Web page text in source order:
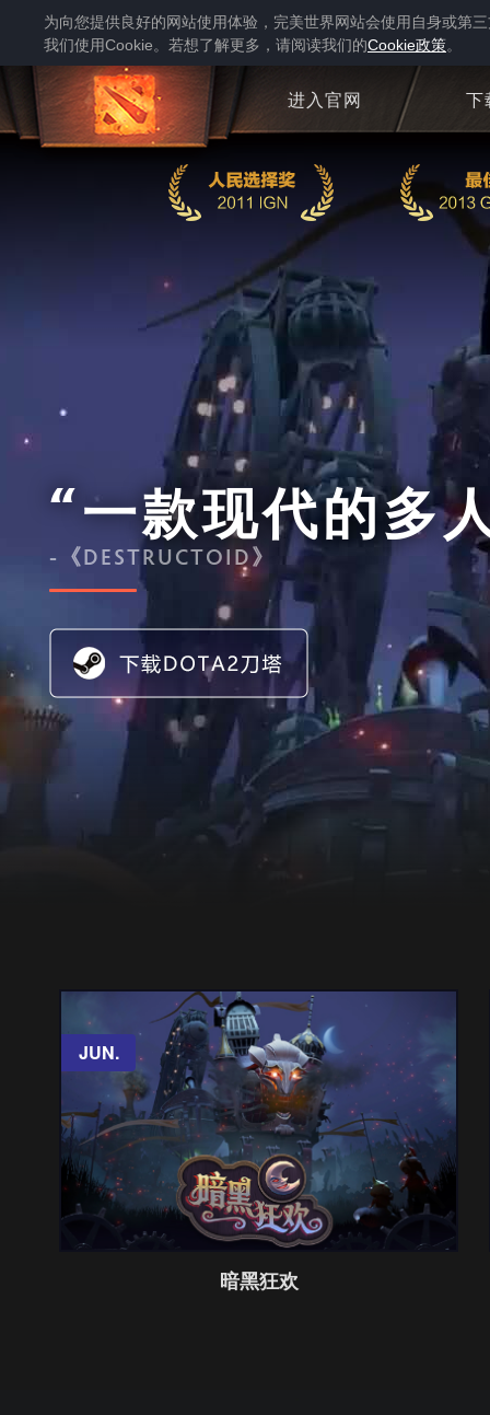
为向您提供良好的网站使用体验，完美世界网站会使用自身或第
我们使用Cookie。若想了解更多，请阅读我们的Cookie政策。
进入官网 下
“一款现代的多
-《DESTRUCTOID》
JUN.
暗黑狂欢
JUN.
暗黑狂欢
点击进入
DOTA2全新大型活动暗黑狂欢上线！